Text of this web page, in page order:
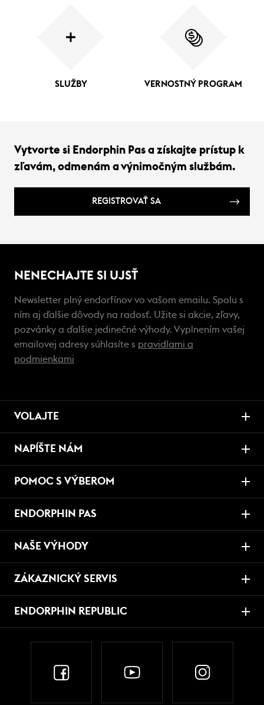
SLUŽBY VERNOSTNÝ PROGRAM
Vytvorte si Endorphin Pas a získajte prístup k
zľavám, odmenám a výnimočným službám.
REGISTROVAŤ SA
NENECHAJTE SI UJSŤ
Newsletter plný endorfínov vo vašom emailu. Spolu s
ním aj ďalšie dôvody na radosť. Užite si akcie, zľavy,
pozvánky a ďalšie jedinečné výhody. Vyplnením vašej
emailovej adresy súhlasíte s pravidlami a
podmienkami
VOLAJTE
NAPÍŠTE NÁM
POMOC S VÝBEROM
ENDORPHIN PAS
NAŠE VÝHODY
ZÁKAZNICKÝ SERVIS
ENDORPHIN REPUBLIC